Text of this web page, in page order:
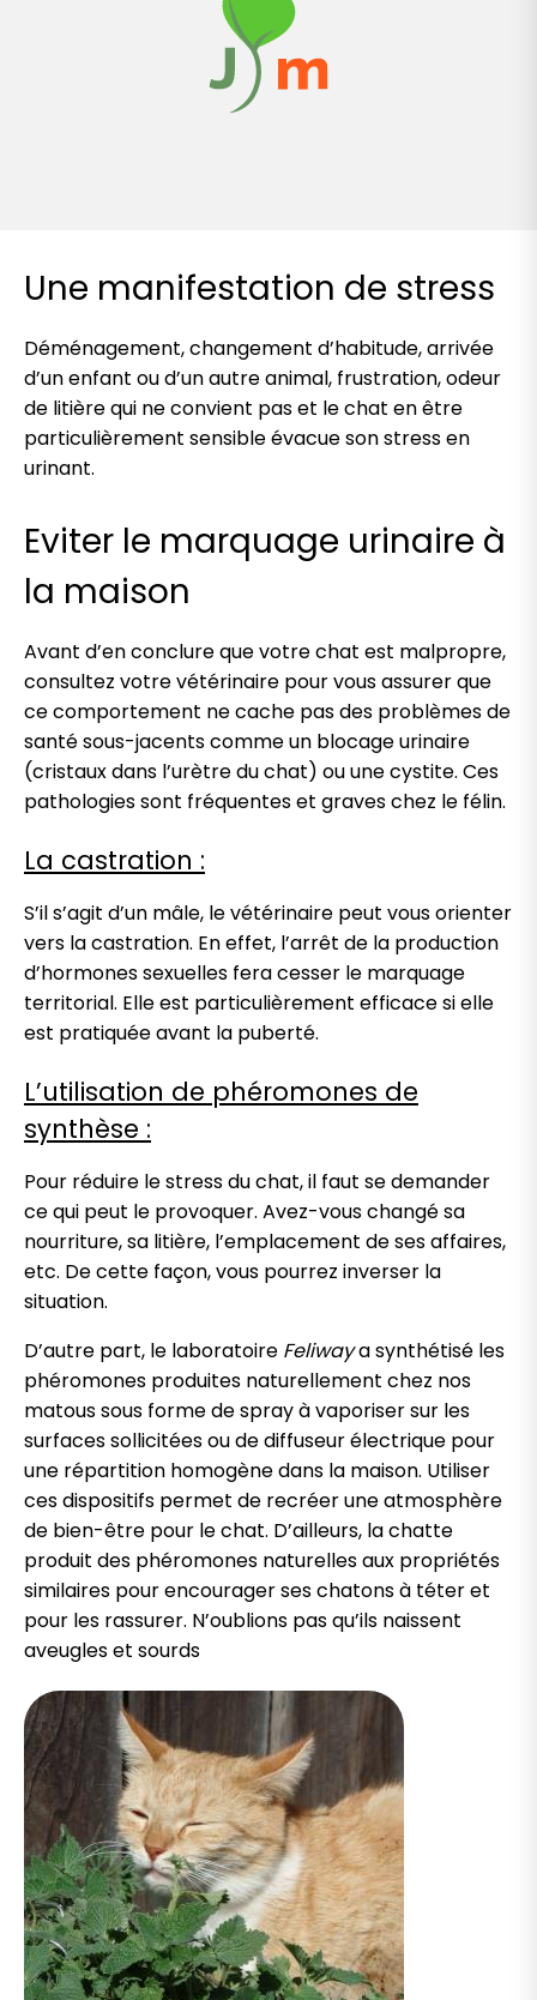
Une manifestation de stress
Déménagement, changement d’habitude, arrivée
d’un enfant ou d’un autre animal, frustration, odeur
de litière qui ne convient pas et le chat en être
particulièrement sensible évacue son stress en
urinant.
Eviter le marquage urinaire à
la maison
Avant d’en conclure que votre chat est malpropre,
consultez votre vétérinaire pour vous assurer que
ce comportement ne cache pas des problèmes de
santé sous-jacents comme un blocage urinaire
(cristaux dans l’urètre du chat) ou une cystite. Ces
pathologies sont fréquentes et graves chez le félin.
La castration :
S’il s’agit d’un mâle, le vétérinaire peut vous orienter
vers la castration. En effet, l’arrêt de la production
d’hormones sexuelles fera cesser le marquage
territorial. Elle est particulièrement efficace si elle
est pratiquée avant la puberté.
L’utilisation de phéromones de
synthèse :
Pour réduire le stress du chat, il faut se demander
ce qui peut le provoquer. Avez-vous changé sa
nourriture, sa litière, l’emplacement de ses affaires,
etc. De cette façon, vous pourrez inverser la
situation.
D’autre part, le laboratoire Feliwaya synthétisé les
phéromones produites naturellement chez nos
matous sous forme de spray à vaporiser sur les
surfaces sollicitées ou de diffuseur électrique pour
une répartition homogène dans la maison. Utiliser
ces dispositifs permet de recréer une atmosphère
de bien-être pour le chat. D’ailleurs, la chatte
produit des phéromones naturelles aux propriétés
similaires pour encourager ses chatons à téter et
pour les rassurer. N’oublions pas qu’ils naissent
aveugles et sourds